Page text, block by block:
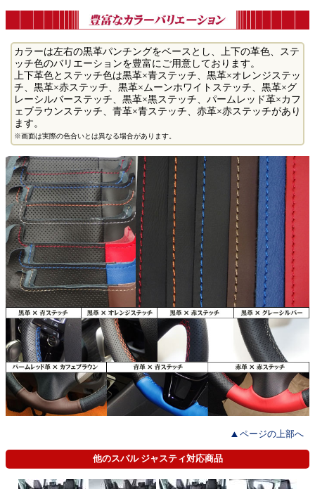
カラーは左右の黒革パンチングをベースとし、上下の革色、ステ
ッチ色のバリエーションを豊富にご用意しております。
上下革色とステッチ色は黒革×青ステッチ、黒革×オレンジステッ
チ、黒革×赤ステッチ、黒革×ムーンホワイトステッチ、黒革×グ
レーシルバーステッチ、黒革×黒ステッチ、パームレッド革×カフ
ェブラウンステッチ、青革×青ステッチ、赤革×赤ステッチがあり
ます。
※画面は実際の色合いとは異なる場合があります。
ページの上部へ
他のスバル ジャスティ対応商品